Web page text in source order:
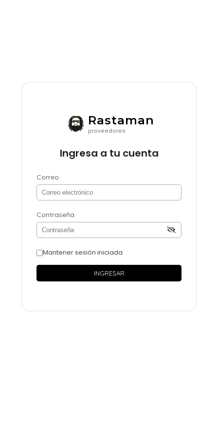
Rastaman
proveedores
Ingresa a tu cuenta
Correo
Contraseña
Mantener sesión iniciada
INGRESAR